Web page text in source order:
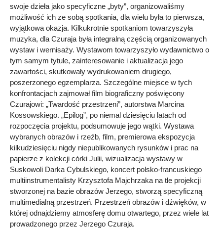
swoje dzieła jako specyficzne „byty”, organizowaliśmy
możliwość ich ze sobą spotkania, dla wielu była to pierwsza,
wyjątkowa okazja. Kilkukrotnie spotkaniom towarzyszyła
muzyka, dla Czuraja była integralną częścią organizowanych
wystaw i wernisaży. Wystawom towarzyszyło wydawnictwo o
tym samym tytule, zainteresowanie i aktualizacja jego
zawartości, skutkowały wydrukowaniem drugiego,
poszerzonego egzemplarza. Szczególne miejsce w tych
konfrontacjach zajmował film biograficzny poświęcony
Czurajowi: „Twardość przestrzeni”, autorstwa Marcina
Kossowskiego. „Epilog”, po niemal dziesięciu latach od
rozpoczęcia projektu, podsumowuje jego wątki. Wystawa
wybranych obrazów i rzeźb, film, premierowa ekspozycja
kilkudziesięciu nigdy niepublikowanych rysunków i prac na
papierze z kolekcji córki Julii, wizualizacja wystawy w
Suskowoli Darka Cybulskiego, koncert polsko-francuskiego
multiinstrumentalisty Krzysztofa Majchrzaka na tle projekcji
stworzonej na bazie obrazów Jerzego, stworzą specyficzną
multimedialną przestrzeń. Przestrzeń obrazów i dźwięków, w
której odnajdziemy atmosferę domu otwartego, przez wiele lat
prowadzonego przez Jerzego Czuraja.